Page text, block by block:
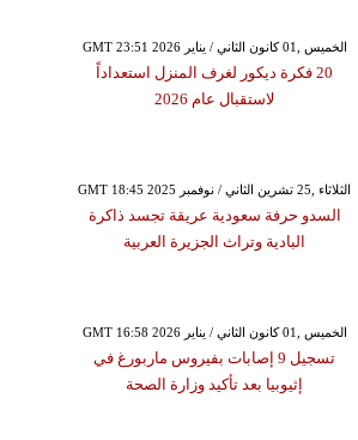
GMT 23:51 2026 الخميس ,01 كانون الثاني / يناير
20 فكرة ديكور لغرف المنزل استعداداً
لاستقبال عام 2026
GMT 18:45 2025 الثلاثاء ,25 تشرين الثاني / نوفمبر
السدو حرفة سعودية عريقة تجسد ذاكرة
البادية وتراث الجزيرة العربية
GMT 16:58 2026 الخميس ,01 كانون الثاني / يناير
تسجيل 9 إصابات بفيروس ماربورغ في
إثيوبيا بعد تأكيد وزارة الصحة